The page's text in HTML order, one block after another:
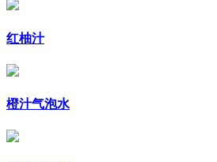
红柚汁
橙汁气泡水